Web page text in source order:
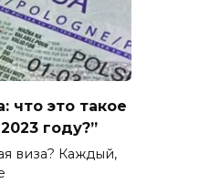
что это такое
году?”
виза? Каждый,